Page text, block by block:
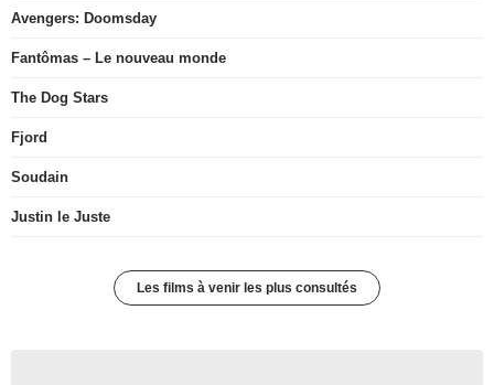
Avengers: Doomsday
Fantômas – Le nouveau monde
The Dog Stars
Fjord
Soudain
Justin le Juste
Les films à venir les plus consultés